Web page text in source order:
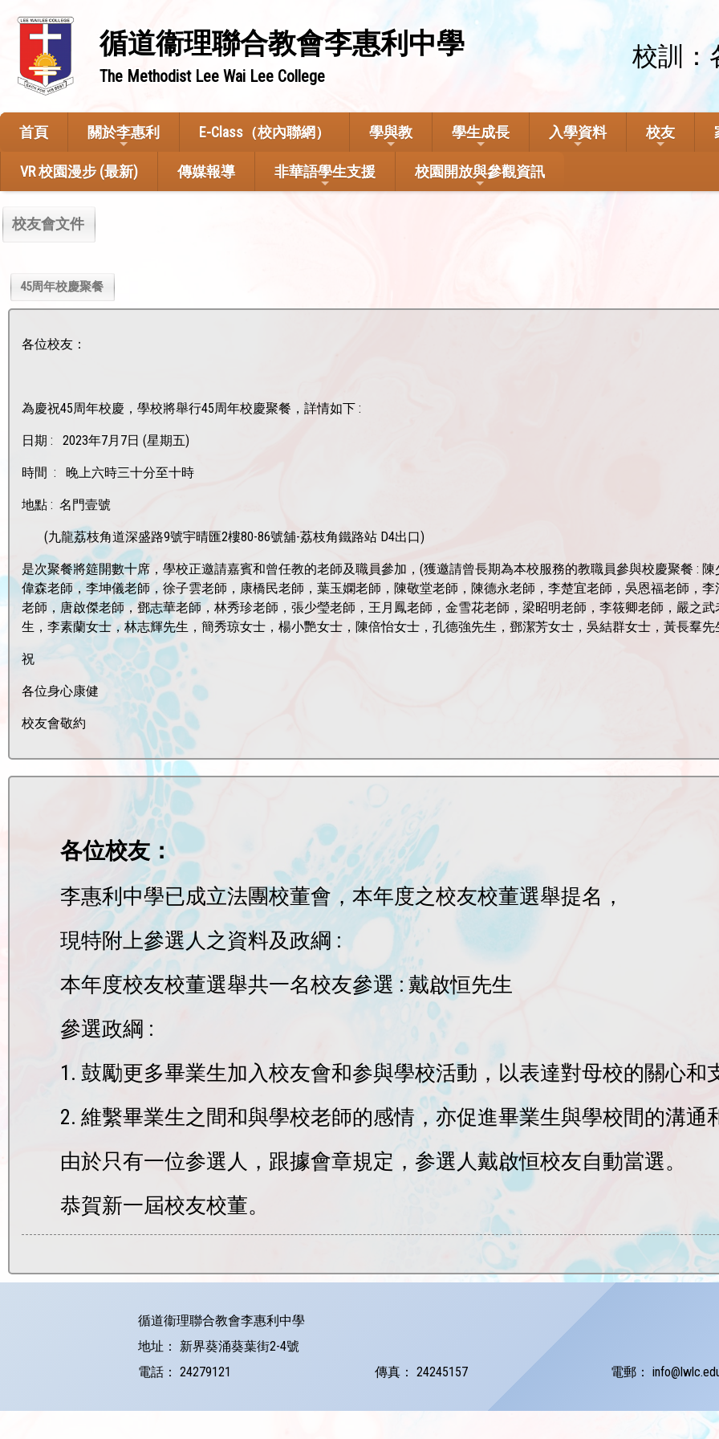
循道衞理聯合教會李惠利中學
The Methodist Lee Wai Lee College
校訓：
首頁 關於李惠利 E-Class（校內聯網） 學與教 學生成長 入學資料 校友
VR 校園漫步 (最新) 傳媒報導 非華語學生支援 校園開放與參觀資訊
校友會文件
45周年校慶聚餐
各位校友：
為慶祝45周年校慶，學校將舉行45周年校慶聚餐，詳情如下 :
日期 : 2023年7月7日 (星期五)
時間 : 晚上六時三十分至十時
地點 : 名門壹號
(九龍荔枝角道深盛路9號宇晴匯2樓80-86號舖-荔枝角鐵路站 D4出口)
是次聚餐將筵開數十席， 學校正邀請嘉賓和曾任教的老師及職員參加，(獲邀請曾長期為本校服務的教職員參與校慶聚餐 :
偉森老師，李坤儀老師，徐子雲老師，康橋民老師，葉玉嫻老師， 陳敬堂老師，陳德永老師，李楚宜老師，吳恩福老師，李
老師，唐啟傑老師，鄧志華老師，林秀珍老師，張少瑩老師，王月鳳老師，金雪花老師， 梁昭明老師，李筱卿老師，嚴之
生，李素蘭女士，林志輝先生，簡秀琼女士， 楊小艷女士，陳倍怡女士，孔德強先生，鄧潔芳女士，吳結群女士， 黃長羣
祝
各位身心康健
校友會敬約
各位校友：
李惠利中學已成立法團校董會，本年度之校友校董選舉提名，
現特附上參選人之資料及政綱 :
本年度校友校董選舉共一名校友參選 : 戴啟恒先生
參選政綱 :
1. 鼓勵更多畢業生加入校友會和参與學校活動，以表達對母校的關心和
2. 維繫畢業生之間和與學校老師的感情，亦促進畢業生與學校間的溝通
由於只有一位参選人，跟據會章規定，参選人戴啟恒校友自動當選。
恭賀新一屆校友校董。
循道衞理聯合教會李惠利中學
地址：
新界葵涌葵葉街2-4號
電話： 24279121 傳真： 24245157 電郵：